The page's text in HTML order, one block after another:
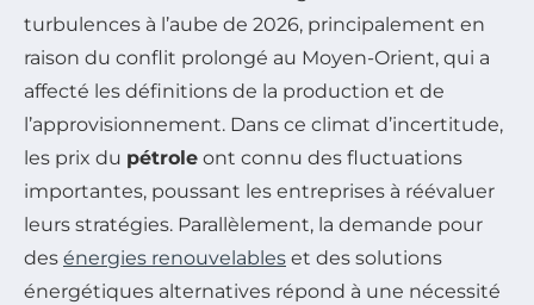
turbulences à l’aube de 2026, principalement en
raison du conflit prolongé au Moyen-Orient, qui a
affecté les définitions de la production et de
l’approvisionnement. Dans ce climat d’incertitude,
les prix du pétrole ont connu des fluctuations
importantes, poussant les entreprises à réévaluer
leurs stratégies. Parallèlement, la demande pour
des énergies renouvelables et des solutions
énergétiques alternatives répond à une nécessité